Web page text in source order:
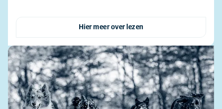
Hier meer over lezen